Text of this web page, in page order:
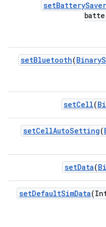
setBatterySaver
setBluetooth(Binary
setCell(
setCellAutoSetting(
setData(
setDefaultSimData